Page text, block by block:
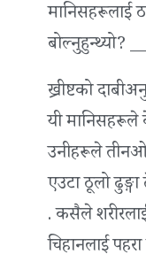
मानिसहरूलाई
बोल्नुहुन्थ्यो?
ख्रीष्टको
यी
उनीहरूले
एउटा ठूलो
. कसैले
चिहानलाई